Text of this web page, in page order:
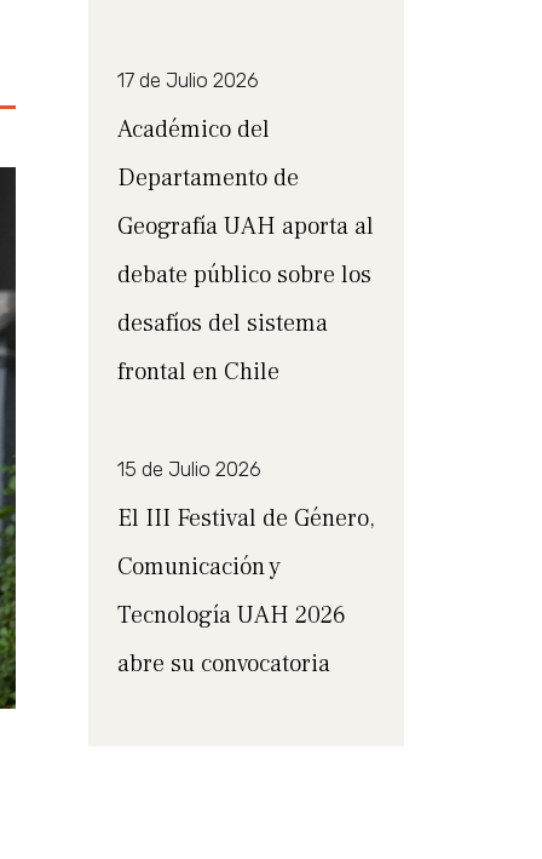
17 de Julio 2026
Académico del
Departamento de
Geografía UAH aporta al
debate público sobre los
desafíos del sistema
frontal en Chile
15 de Julio 2026
El III Festival de Género,
Comunicación y
Tecnología UAH 2026
abre su convocatoria